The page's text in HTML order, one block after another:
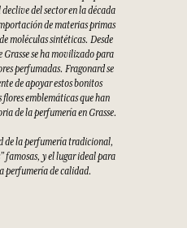
del sector en la década
de materias primas
moléculas sintéticas. Desde
Grasse se ha movilizado para
perfumadas. Fragonard se
de apoyar estos bonitos
emblemáticas que han
de la perfumería en Grasse.
de la perfumería tradicional,
famosas, y el lugar ideal para
perfumería de calidad.